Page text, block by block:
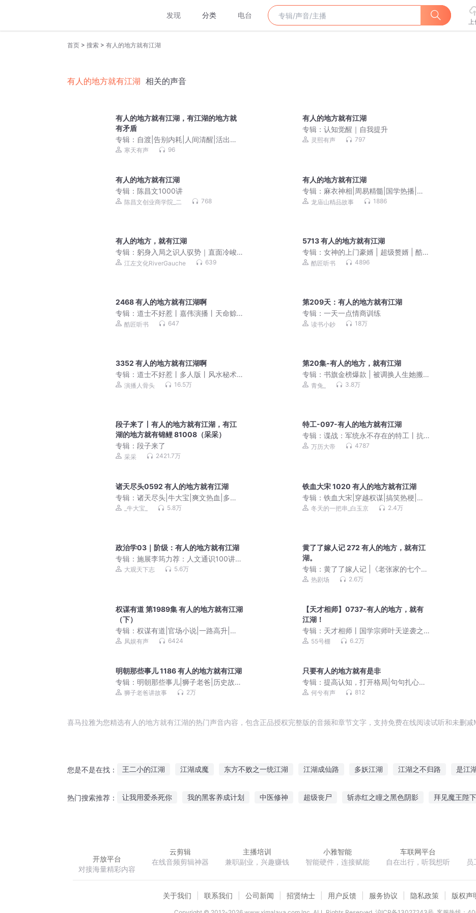
发现 分类 电台
首页 > 搜索 > 有人的地方就有江湖
有人的地方就有江湖 相关的声音
有人的地方就有江湖，有江湖的地方就
有矛盾
专辑： 自渡|告别内耗|人间清醒|活出想
要的人生|夜听治愈
寒天有声 96
有人的地方就有江湖
专辑：认知觉醒｜自我提升
灵熙有声 797
有人的地方就有江湖
专辑： 陈昌文1000讲
陈昌文创业商学院_二 768
有人的地方就有江湖
专辑： 麻衣神相|周易精髓|国学热播|龙
庙山龙庙山精品故事 1886
有人的地方，就有江湖
专辑： 躬身入局之识人驭势｜直面冷峻
现实，醍醐灌顶的箴言
江左文化RiverGauche 639
5713 有人的地方就有江湖
专辑：女神的上门豪婿 | 超级赘婿 | 酷匠
韦小鸨
酷匠听书 4896
2468 有人的地方就有江湖啊
专辑： 道士不好惹丨嘉伟演播丨天命赊
刀人前传 免费福利
酷匠听书 647
第209天：有人的地方就有江湖
专辑：一天一点情商训练
读书小鈔 18万
3352 有人的地方就有江湖啊
专辑： 道士不好惹丨多人版丨风水秘术
丨爆笑丨都市丨悬疑丨骨头演播
演播人骨头 16.5万
第20集-有人的地方，就有江湖
专辑：书旗金榜爆款 | 被调换人生她搬
空全家去下乡 | 年代军婚 | 青兔洛君然领
青兔_ 3.8万
段子来了丨有人的地方就有江湖，有江
湖的地方就有锦鲤 81008（采采）
专辑： 段子来了
采采 2421.7万
特工-097-有人的地方就有江湖
专辑：谍战：军统永不存在的特工丨抗
战谍战丨军统丨苟道流丨多人有声剧
万历大帝 4787
诸天尽头0592 有人的地方就有江湖
专辑： 诸天尽头|牛大宝|爽文热血|多人
有声剧
_牛大宝_ 5.8万
铁血大宋 1020 有人的地方就有江湖
专辑：铁血大宋|穿越权谋|搞笑热梗|满
江红|VIP免费
冬天的一把串_白玉京 2.4万
政治学03｜阶级：有人的地方就有江湖
专辑： 施展李筠力荐：人文通识100讲｜
哲学法律经济历史
大观天下志 5.6万
黄了了嫁人记 272 有人的地方，就有江
湖。
专辑：黄了了嫁人记 |《老张家的七个女
儿》《妯娌》婉兮作品 | 婆媳关系 | 家长
热剧场 2.6万
权谋有道 第1989集 有人的地方就有江湖
（下）
专辑： 权谋有道|官场小说|一路高升|青
云直上
凤娱有声 6424
【天才相师】0737-有人的地方，就有
江湖！
专辑： 天才相师丨国学宗师叶天逆袭之
路 | 打眼原著丨赵岭领衔精品多人有声
55号棚 6.2万
明朝那些事儿 1186 有人的地方就有江湖
专辑： 明朝那些事儿|狮子老爸|历史故
事|全家听
狮子老爸讲故事 2万
只要有人的地方就有是非
专辑：提高认知，打开格局|句句扎心真
话 何兮有声 812
喜马拉雅为您精选有人的地方就有江湖的热门声音内容，包含正品授权完整版的音频和章节文字，支持免费在线阅读试听和未删减
您是不是在找： 王二小的江湖 江湖成魔 东方不败之一统江湖 江湖成仙路 多妖江湖 江湖之不归路 是江
热门搜索推荐： 让我用爱杀死你 我的黑客养成计划 中医修神 超级丧尸 斩赤红之瞳之黑色阴影 拜见魔王陛下
开放平台
对接海量精彩内容
云剪辑
在线音频剪辑神器
主播培训
兼职副业，兴趣赚钱
小雅智能
智能硬件，连接赋能
车联网平台
自在出行，听我想听
关于我们 联系我们 公司新闻 招贤纳士 用户反馈 服务协议 隐私政策 版权声